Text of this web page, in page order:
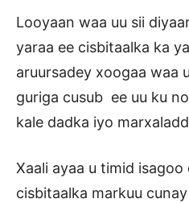
Looyaan waa uu sii
yaraa ee cisbitaalka ka
aruursadey xoogaa waa
guriga cusub ee uu ku
kale dadka iyo
Xaali ayaa u timid
cisbitaalka markuu